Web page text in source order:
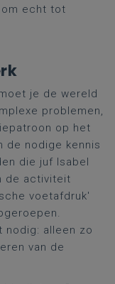
om echt tot
je de wereld
problemen,
op het
de nodige kennis
die juf Isabel
de activiteit
voetafdruk'
nodig: alleen zo
van de